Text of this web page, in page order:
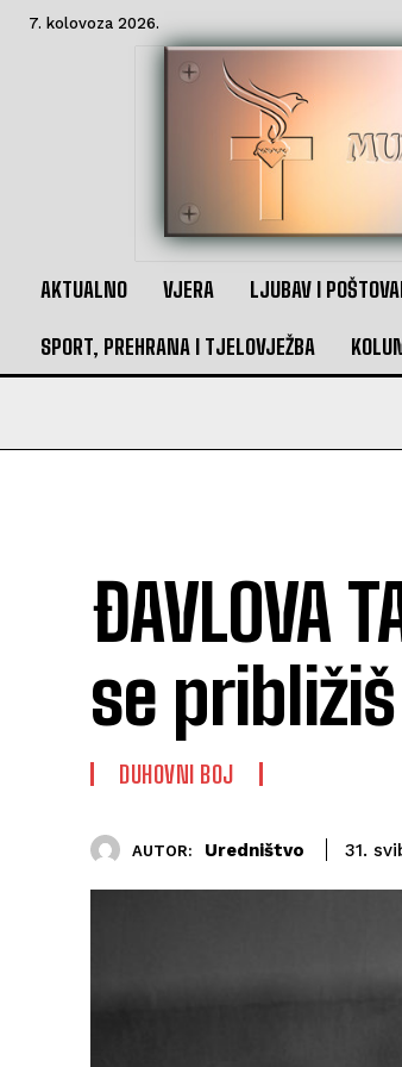
7. kolovoza 2026.
AKTUALNO VJERA LJUBAV I
SPORT, PREHRANA I TJELOVJEŽBA
ĐAVLOVA
se
DUHOVNI BOJ
AUTOR: Uredništvo 31.